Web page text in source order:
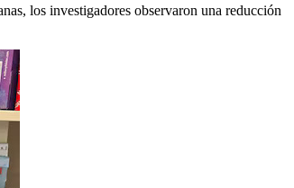
los investigadores observaron una reducción